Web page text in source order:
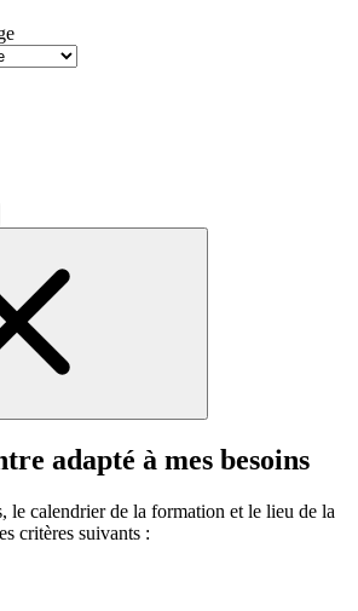
adapté à mes besoins
le calendrier de la formation et le lieu de la
critères suivants :